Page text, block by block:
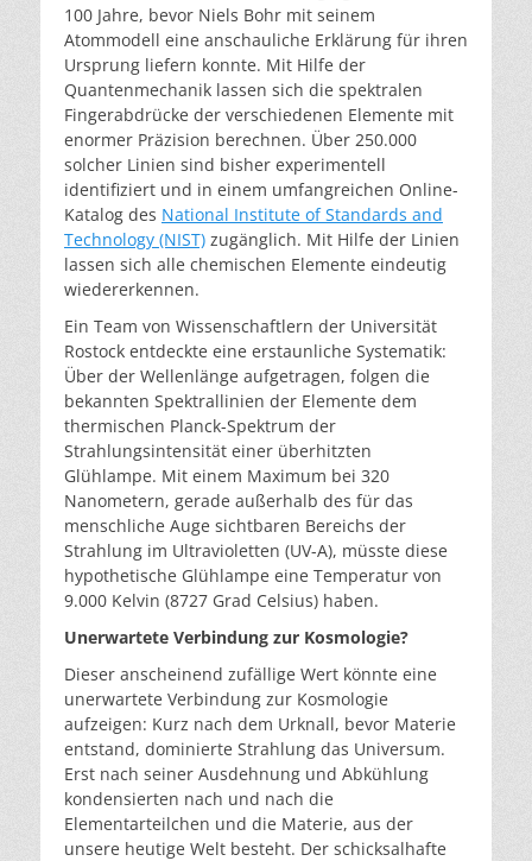
100 Jahre, bevor Niels Bohr mit seinem
Atommodell eine anschauliche Erklärung für ihren
Ursprung liefern konnte. Mit Hilfe der
Quantenmechanik lassen sich die spektralen
Fingerabdrücke der verschiedenen Elemente mit
enormer Präzision berechnen. Über 250.000
solcher Linien sind bisher experimentell
identifiziert und in einem umfangreichen Online-
Katalog des National Institute of Standards and
Technology (NIST) zugänglich. Mit Hilfe der Linien
lassen sich alle chemischen Elemente eindeutig
wiedererkennen.
Ein Team von Wissenschaftlern der Universität
Rostock entdeckte eine erstaunliche Systematik:
Über der Wellenlänge aufgetragen, folgen die
bekannten Spektrallinien der Elemente dem
thermischen Planck-Spektrum der
Strahlungsintensität einer überhitzten
Glühlampe. Mit einem Maximum bei 320
Nanometern, gerade außerhalb des für das
menschliche Auge sichtbaren Bereichs der
Strahlung im Ultravioletten (UV-A), müsste diese
hypothetische Glühlampe eine Temperatur von
9.000 Kelvin (8727 Grad Celsius) haben.
Unerwartete Verbindung zur Kosmologie?
Dieser anscheinend zufällige Wert könnte eine
unerwartete Verbindung zur Kosmologie
aufzeigen: Kurz nach dem Urknall, bevor Materie
entstand, dominierte Strahlung das Universum.
Erst nach seiner Ausdehnung und Abkühlung
kondensierten nach und nach die
Elementarteilchen und die Materie, aus der
unsere heutige Welt besteht. Der schicksalhafte